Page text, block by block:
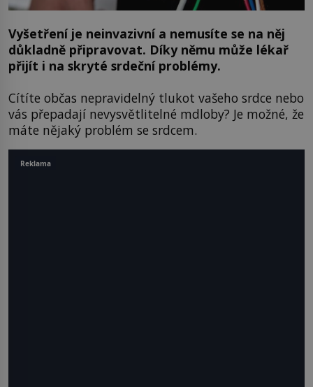
Vyšetření je neinvazivní a nemusíte se na něj
důkladně připravovat. Díky němu může lékař
přijít i na skryté srdeční problémy.
Cítíte občas nepravidelný tlukot vašeho srdce nebo
vás přepadají nevysvětlitelné mdloby? Je možné, že
máte nějaký problém se srdcem.
Reklama